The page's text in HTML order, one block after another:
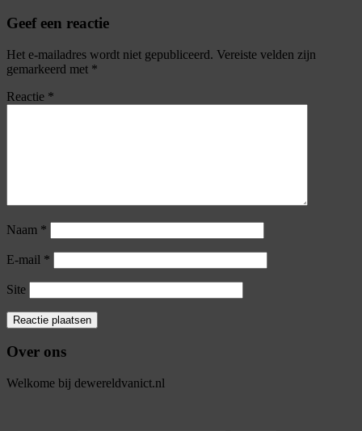
Geef een reactie
Het e-mailadres wordt niet gepubliceerd. Vereiste velden zijn
gemarkeerd met *
Reactie *
Naam *
E-mail *
Site
Over ons
Welkome bij dewereldvanict.nl